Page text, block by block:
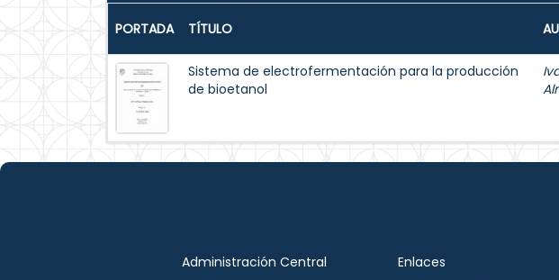
PORTADA TÍTULO
Sistema de electrofermentación para la producción
de bioetanol
Administración Central
Enlaces